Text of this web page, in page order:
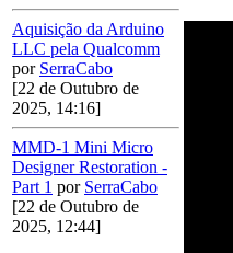
Aquisição da Arduino
LLC pela Qualcomm
por SerraCabo
[22 de Outubro de
2025, 14:16]
MMD-1 Mini Micro
Designer Restoration -
Part 1 por SerraCabo
[22 de Outubro de
2025, 12:44]